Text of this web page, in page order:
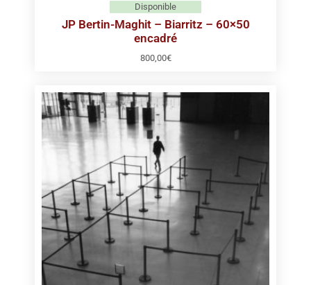
Disponible
JP Bertin-Maghit – Biarritz – 60×50
encadré
800,00€